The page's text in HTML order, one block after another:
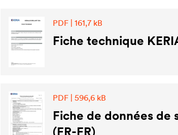
PDF | 161,7 kB
Fiche technique
PDF | 596,6 kB
Fiche de données de
(FR-FR)